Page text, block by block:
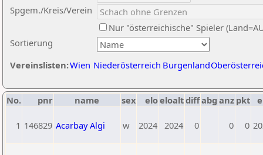
Sortierung
Spgem./Kreis/Verein
Nur "österreichische" Spieler
Vereinslisten:Wien Niederösterreich Burgenland
No. pnr name sex eloeloaltdiffabg anz pkt
1 146829 Acarbay Algi w 2024 2024 0 0 0